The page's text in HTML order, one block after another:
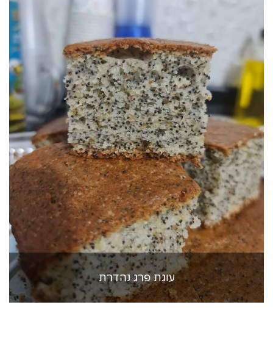
עוגת פרג נהדרת